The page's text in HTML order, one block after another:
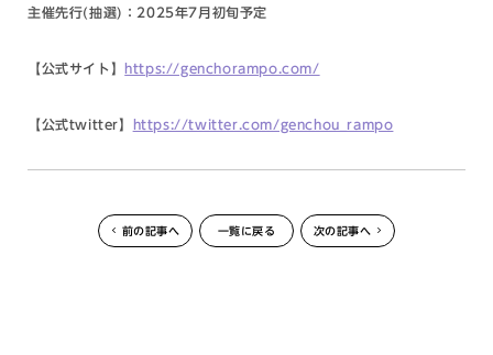
主催先行(抽選)：2025年7月初旬予定
【公式サイト】 https://genchorampo.com/
【公式twitter】 https://twitter.com/genchou_rampo
前の記事へ 一覧に戻る 次の記事へ